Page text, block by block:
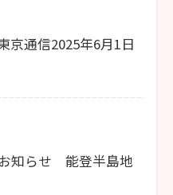
京通信2025年6月1日
知らせ 能登半島地